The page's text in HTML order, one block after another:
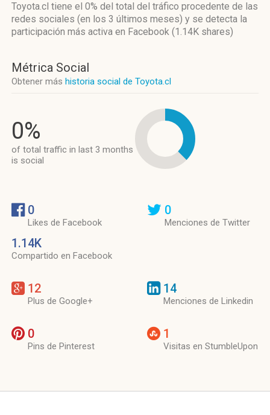
Toyota.cl tiene el 0% del total del tráfico procedente de las
redes sociales (en los 3 últimos meses) y se detecta la
participación más activa en Facebook (1.14K shares)
Métrica Social
Obtener más historia social de Toyota.cl
0%
of total traffic in last 3 months
is social
0
Likes de Facebook
1.14K
Compartido en Facebook
0
Menciones de Twitter
12
Plus de Google+
14
Menciones de Linkedin
0
Pins de Pinterest
1
Visitas en StumbleUpon